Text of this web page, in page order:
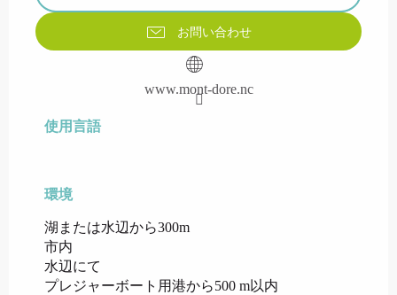
お問い合わせ
www.mont-dore.nc
使用言語
使用言語
環境
環境
湖または水辺から300m
市内
水辺にて
プレジャーボート用港から500 m以内